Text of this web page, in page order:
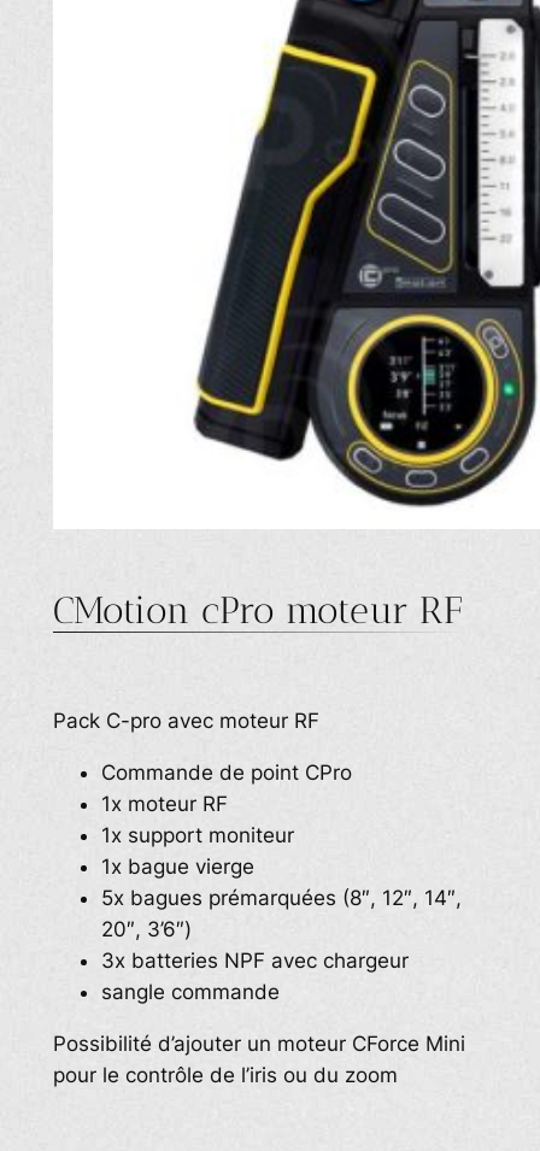
CMotion cPro moteur RF
Pack C-pro avec moteur RF
Commande de point CPro
1x moteur RF
1x support moniteur
1x bague vierge
5x bagues prémarquées (8″, 12″, 14″,
20″, 3’6″)
3x batteries NPF avec chargeur
sangle commande
Possibilité d’ajouter un moteur CForce Mini
pour le contrôle de l’iris ou du zoom